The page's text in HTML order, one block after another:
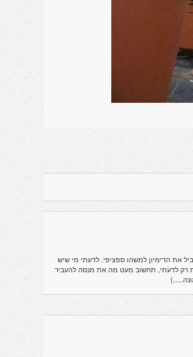
את הדימיון למשהו ספציפי. לדעתי מי שיש
רק לדעתי, תחשוב מעט מה את מנסה להעביר